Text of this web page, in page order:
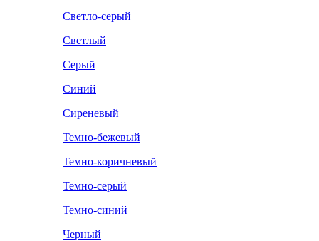
Светло-серый
Светлый
Серый
Синий
Сиреневый
Темно-бежевый
Темно-коричневый
Темно-серый
Темно-синий
Черный